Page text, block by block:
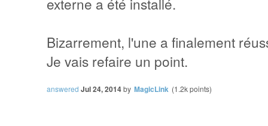
Bizarrement, l'une a finalement
Je vais refaire un point.
answered Jul 24, 2014by MagicLink (1.2kpoints)